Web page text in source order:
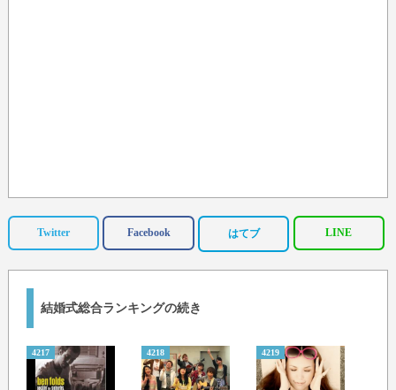
Twitter Facebook はてブ LINE
結婚式総合ランキングの続き
4217 4218 4219